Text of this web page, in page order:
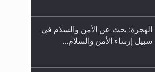
الهجرة: بحث عن الأمن والسلام في
سبيل إرساء الأمن والسلام...